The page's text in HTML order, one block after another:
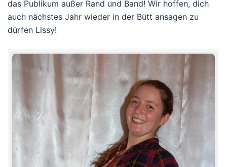
das Publikum außer Rand und Band! Wir hoffen, dich
auch nächstes Jahr wieder in der Bütt ansagen zu
dürfen Lissy!